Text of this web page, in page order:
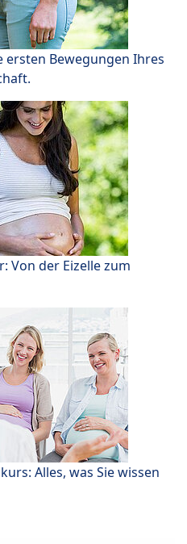
ersten Bewegungen Ihres
Von der Eizelle zum
Alles, was Sie wissen